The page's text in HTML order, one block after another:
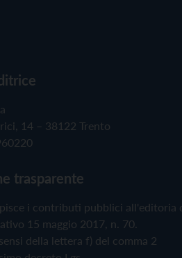
14 – 38122 Trento
trasparente
i contributi pubblici all'editoria
15 maggio 2017, n. 70.
della lettera f) del comma 2